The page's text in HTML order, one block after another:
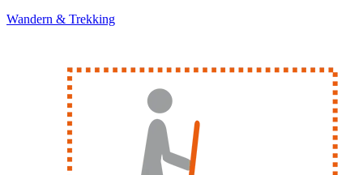
Wandern & Trekking